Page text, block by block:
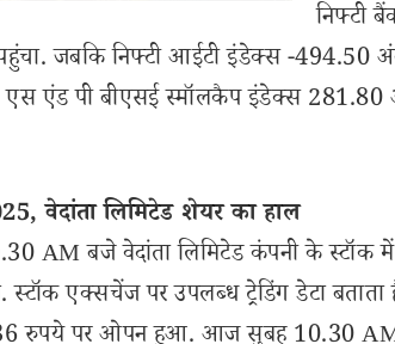
निफ्टी
जबकि निफ्टी आईटी इंडेक्स -494.50
एस एंड पी बीएसई स्मॉलकैप इंडेक्स
वेदांता लिमिटेड शेयर का हाल
AM बजे वेदांता लिमिटेड कंपनी के
स्टॉक एक्सचेंज पर उपलब्ध ट्रेडिंग डेटा